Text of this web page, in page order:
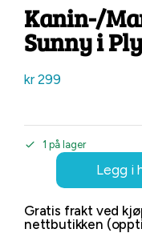
Kanin-/
Sunny i
kr299
1 på lager
Legg i
Gratis frakt ved
nettbutikken